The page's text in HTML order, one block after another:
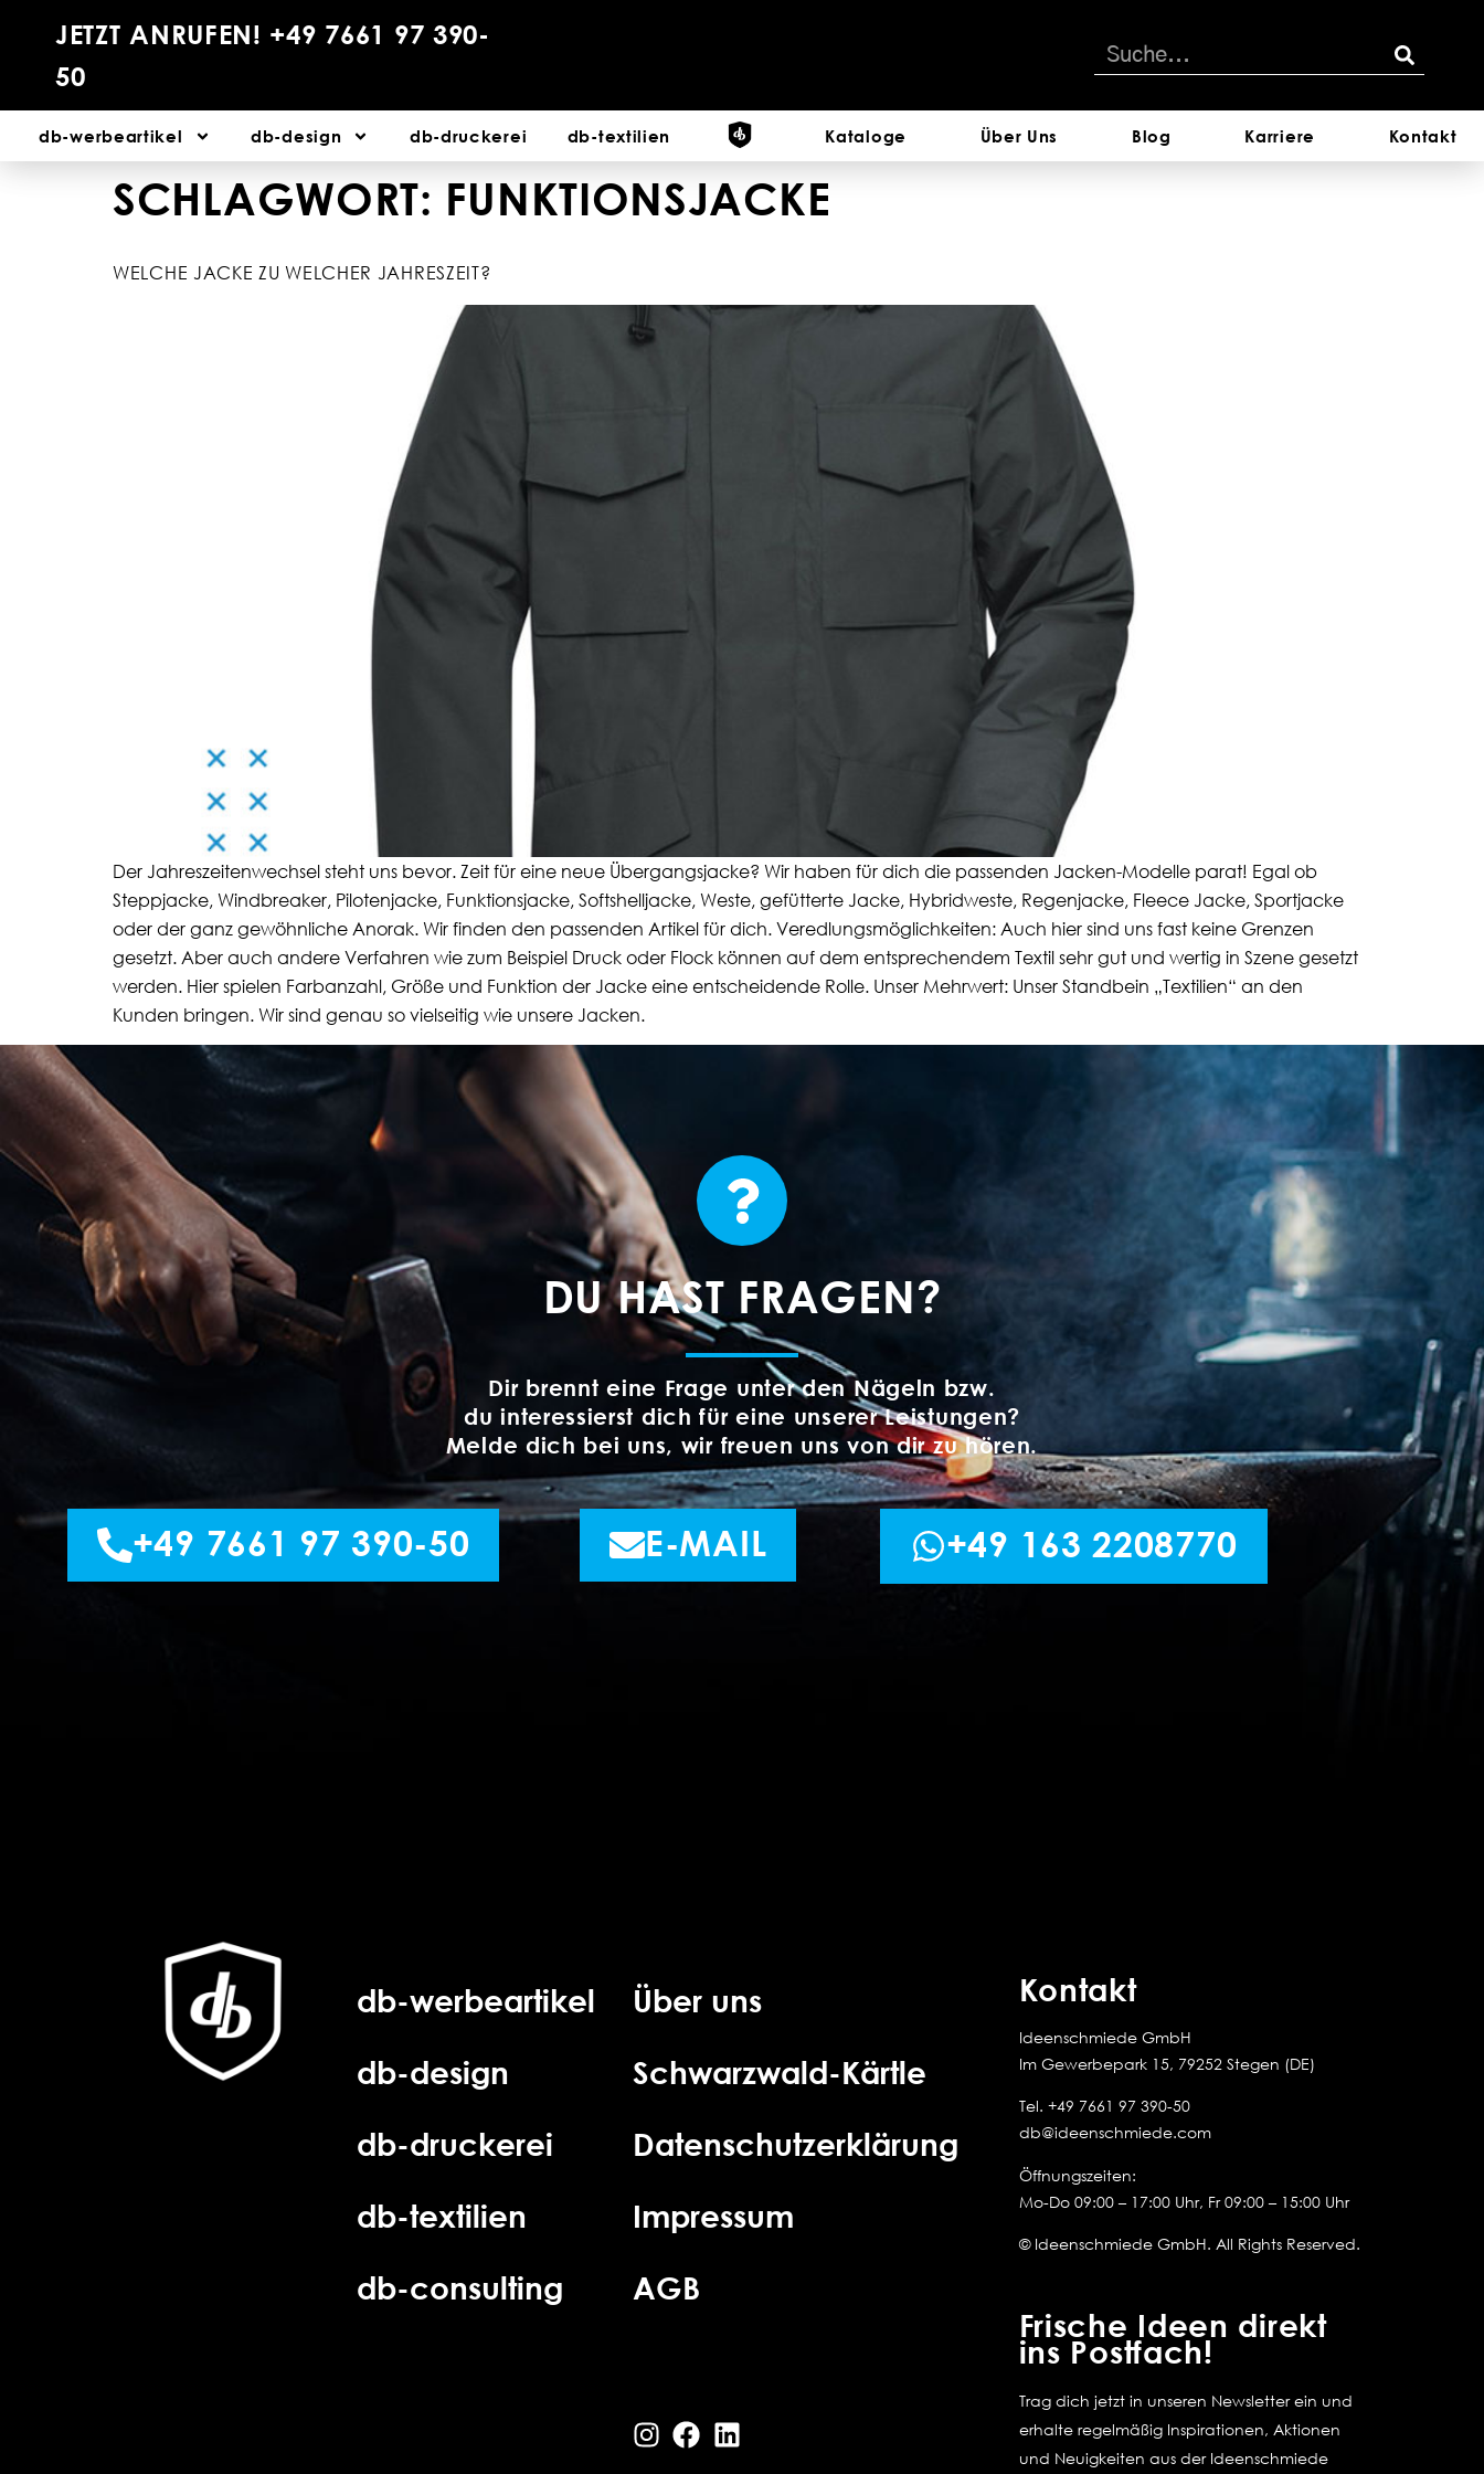
JETZT ANRUFEN! +49 7661 97 390-
50
db-werbeartikel db-design db-druckerei db-textilien Kataloge Über Uns Blog Karriere Kontakt
SCHLAGWORT: FUNKTIONSJACKE
WELCHE JACKE ZU WELCHER JAHRESZEIT?
Der Jahreszeitenwechsel steht uns bevor. Zeit für eine neue Übergangsjacke? Wir haben für dich die passenden Jacken-Modelle parat! Egal ob
Steppjacke, Windbreaker, Pilotenjacke, Funktionsjacke, Softshelljacke, Weste, gefütterte Jacke, Hybridweste, Regenjacke, Fleece Jacke, Sportjacke
oder der ganz gewöhnliche Anorak. Wir finden den passenden Artikel für dich. Veredlungsmöglichkeiten: Auch hier sind uns fast keine Grenzen
gesetzt. Aber auch andere Verfahren wie zum Beispiel Druck oder Flock können auf dem entsprechendem Textil sehr gut und wertig in Szene gesetzt
werden. Hier spielen Farbanzahl, Größe und Funktion der Jacke eine entscheidende Rolle. Unser Mehrwert: Unser Standbein „Textilien“ an den
Kunden bringen. Wir sind genau so vielseitig wie unsere Jacken.
DU HAST FRAGEN?
Dir brennt eine Frage unter den Nägeln bzw.
du interessierst dich für eine unserer Leistungen?
Melde dich bei uns, wir freuen uns von dir zu hören.
+49 7661 97 390-50 E-MAIL +49 163 2208770
db-werbeartikel
db-design
db-druckerei
db-textilien
db-consulting
Über uns
Schwarzwald-Kärtle
Datenschutzerklärung
Impressum
AGB
Kontakt
Ideenschmiede GmbH
Im Gewerbepark 15, 79252 Stegen (DE)
Tel. +49 7661 97 390-50
db@ideenschmiede.com
Öffnungszeiten:
Mo-Do 09:00 – 17:00 Uhr, Fr 09:00 – 15:00 Uhr
© Ideenschmiede GmbH. All Rights Reserved.
Frische Ideen direkt
ins Postfach!
Trag dich jetzt in unseren Newsletter ein und
erhalte regelmäßig Inspirationen, Aktionen
und Neuigkeiten aus der Ideenschmiede